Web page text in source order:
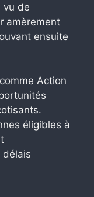
vu de
amèrement
ensuite
Action
éligibles à
délais